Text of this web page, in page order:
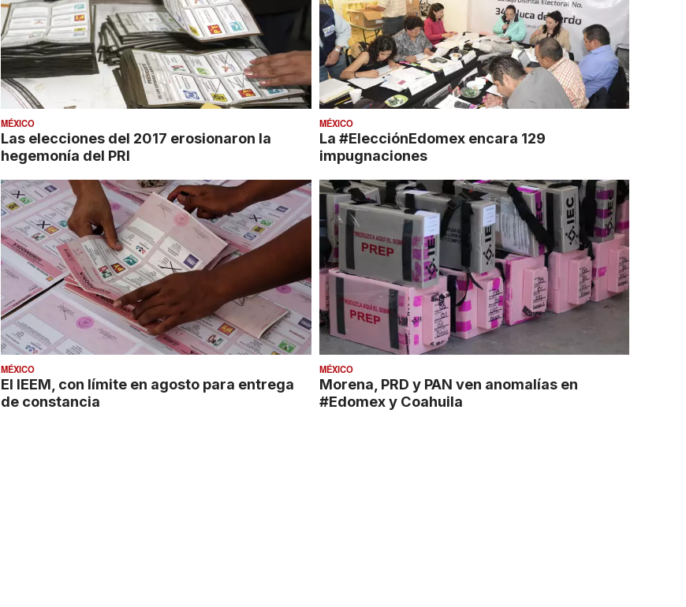
MÉXICO
Las elecciones del 2017 erosionaron la
hegemonía del PRI
MÉXICO
La #ElecciónEdomex encara 129
impugnaciones
MÉXICO
El IEEM, con límite en agosto para entrega
de constancia
MÉXICO
Morena, PRD y PAN ven anomalías en
#Edomex y Coahuila